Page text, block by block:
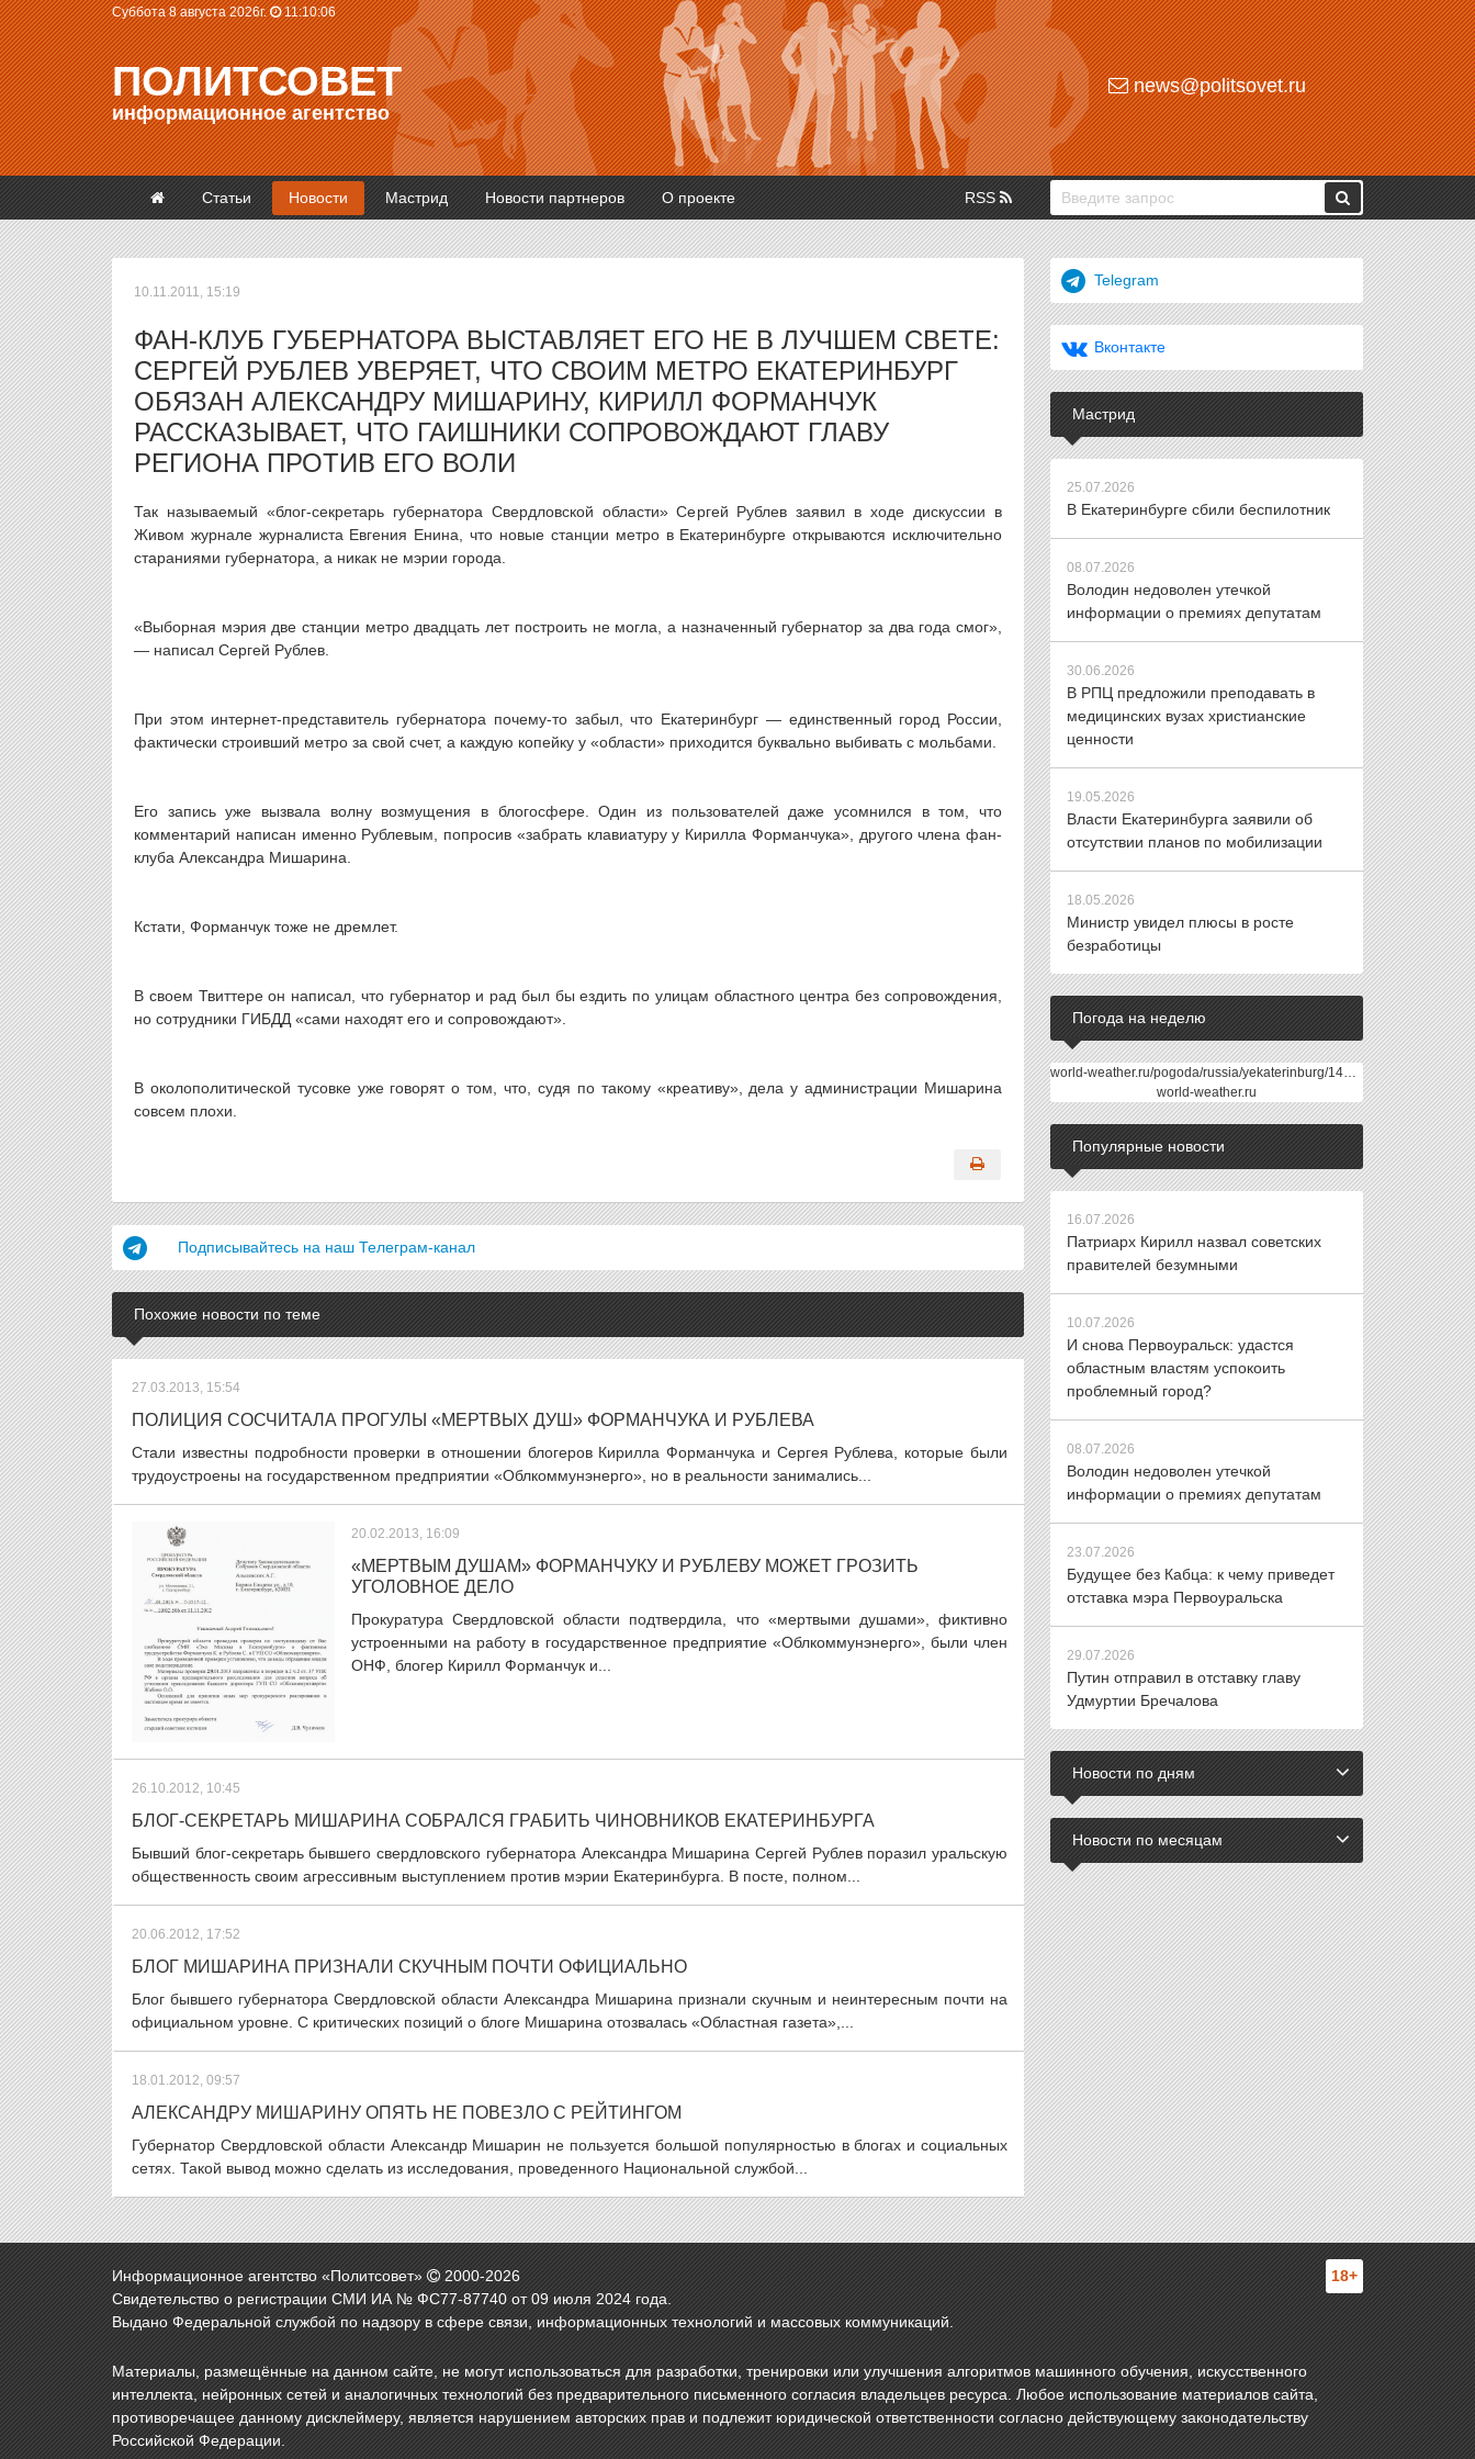
Суббота 8 августа 2026г. 11:10:06
ПОЛИТСОВЕТ
информационное агентство
news@politsovet.ru
Статьи Новости Мастрид Новости партнеров О проекте RSS
10.11.2011, 15:19
ФАН-КЛУБ ГУБЕРНАТОРА ВЫСТАВЛЯЕТ ЕГО НЕ В ЛУЧШЕМ СВЕТЕ:
СЕРГЕЙ РУБЛЕВ УВЕРЯЕТ, ЧТО СВОИМ МЕТРО ЕКАТЕРИНБУРГ
ОБЯЗАН АЛЕКСАНДРУ МИШАРИНУ, КИРИЛЛ ФОРМАНЧУК
РАССКАЗЫВАЕТ, ЧТО ГАИШНИКИ СОПРОВОЖДАЮТ ГЛАВУ
РЕГИОНА ПРОТИВ ЕГО ВОЛИ
Так называемый «блог-секретарь губернатора Свердловской области» Сергей Рублев заявил в ходе дискуссии в
Живом журнале журналиста Евгения Енина, что новые станции метро в Екатеринбурге открываются исключительно
стараниями губернатора, а никак не мэрии города.
«Выборная мэрия две станции метро двадцать лет построить не могла, а назначенный губернатор за два года смог»,
— написал Сергей Рублев.
При этом интернет-представитель губернатора почему-то забыл, что Екатеринбург — единственный город России,
фактически строивший метро за свой счет, а каждую копейку у «области» приходится буквально выбивать с мольбами.
Его запись уже вызвала волну возмущения в блогосфере. Один из пользователей даже усомнился в том, что
комментарий написан именно Рублевым, попросив «забрать клавиатуру у Кирилла Форманчука», другого члена фан-
клуба Александра Мишарина.
Кстати, Форманчук тоже не дремлет.
В своем Твиттере он написал, что губернатор и рад был бы ездить по улицам областного центра без сопровождения,
но сотрудники ГИБДД «сами находят его и сопровождают».
В околополитической тусовке уже говорят о том, что, судя по такому «креативу», дела у администрации Мишарина
совсем плохи.
Подписывайтесь на наш Телеграм-канал
Похожие новости по теме
27.03.2013, 15:54
ПОЛИЦИЯ СОСЧИТАЛА ПРОГУЛЫ «МЕРТВЫХ ДУШ» ФОРМАНЧУКА И РУБЛЕВА
Стали известны подробности проверки в отношении блогеров Кирилла Форманчука и Сергея Рублева, которые были
трудоустроены на государственном предприятии «Облкоммунэнерго», но в реальности занимались...
20.02.2013, 16:09
«МЕРТВЫМ ДУШАМ» ФОРМАНЧУКУ И РУБЛЕВУ МОЖЕТ ГРОЗИТЬ
УГОЛОВНОЕ ДЕЛО
Прокуратура Свердловской области подтвердила, что «мертвыми душами», фиктивно
устроенными на работу в государственное предприятие «Облкоммунэнерго», были член
ОНФ, блогер Кирилл Форманчук и...
26.10.2012, 10:45
БЛОГ-СЕКРЕТАРЬ МИШАРИНА СОБРАЛСЯ ГРАБИТЬ ЧИНОВНИКОВ ЕКАТЕРИНБУРГА
Бывший блог-секретарь бывшего свердловского губернатора Александра Мишарина Сергей Рублев поразил уральскую
общественность своим агрессивным выступлением против мэрии Екатеринбурга. В посте, полном...
20.06.2012, 17:52
БЛОГ МИШАРИНА ПРИЗНАЛИ СКУЧНЫМ ПОЧТИ ОФИЦИАЛЬНО
Блог бывшего губернатора Свердловской области Александра Мишарина признали скучным и неинтересным почти на
официальном уровне. С критических позиций о блоге Мишарина отозвалась «Областная газета»,...
18.01.2012, 09:57
АЛЕКСАНДРУ МИШАРИНУ ОПЯТЬ НЕ ПОВЕЗЛО С РЕЙТИНГОМ
Губернатор Свердловской области Александр Мишарин не пользуется большой популярностью в блогах и социальных
сетях. Такой вывод можно сделать из исследования, проведенного Национальной службой...
Telegram
Вконтакте
Мастрид
25.07.2026
В Екатеринбурге сбили беспилотник
08.07.2026
Володин недоволен утечкой
информации о премиях депутатам
30.06.2026
В РПЦ предложили преподавать в
медицинских вузах христианские
ценности
19.05.2026
Власти Екатеринбурга заявили об
отсутствии планов по мобилизации
18.05.2026
Министр увидел плюсы в росте
безработицы
Погода на неделю
world-weather.ru/pogoda/russia/yekaterinburg/14days/
world-weather.ru
Популярные новости
16.07.2026
Патриарх Кирилл назвал советских
правителей безумными
10.07.2026
И снова Первоуральск: удастся
областным властям успокоить
проблемный город?
08.07.2026
Володин недоволен утечкой
информации о премиях депутатам
23.07.2026
Будущее без Кабца: к чему приведет
отставка мэра Первоуральска
29.07.2026
Путин отправил в отставку главу
Удмуртии Бречалова
Новости по дням
Новости по месяцам
Информационное агентство «Политсовет» 2000-2026
Свидетельство о регистрации СМИ ИА № ФС77-87740 от 09 июля 2024 года.
Выдано Федеральной службой по надзору в сфере связи, информационных технологий и массовых коммуникаций.
18+
Материалы, размещённые на данном сайте, не могут использоваться для разработки, тренировки или улучшения алгоритмов машинного обучения, искусственного
интеллекта, нейронных сетей и аналогичных технологий без предварительного письменного согласия владельцев ресурса. Любое использование материалов сайта,
противоречащее данному дисклеймеру, является нарушением авторских прав и подлежит юридической ответственности согласно действующему законодательству
Российской Федерации.